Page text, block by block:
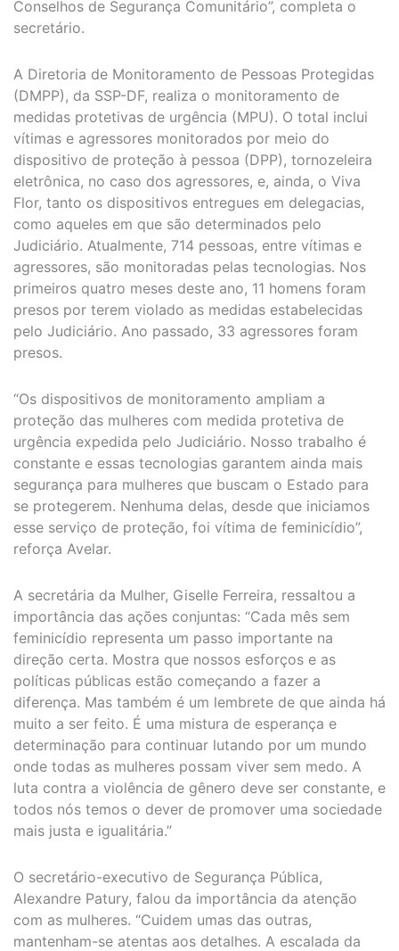
Conselhos de Segurança Comunitário”, completa o
secretário.
A Diretoria de Monitoramento de Pessoas Protegidas
(DMPP), da SSP-DF, realiza o monitoramento de
medidas protetivas de urgência (MPU). O total inclui
vítimas e agressores monitorados por meio do
dispositivo de proteção à pessoa (DPP), tornozeleira
eletrônica, no caso dos agressores, e, ainda, o Viva
Flor, tanto os dispositivos entregues em delegacias,
como aqueles em que são determinados pelo
Judiciário. Atualmente, 714 pessoas, entre vítimas e
agressores, são monitoradas pelas tecnologias. Nos
primeiros quatro meses deste ano, 11 homens foram
presos por terem violado as medidas estabelecidas
pelo Judiciário. Ano passado, 33 agressores foram
presos.
“Os dispositivos de monitoramento ampliam a
proteção das mulheres com medida protetiva de
urgência expedida pelo Judiciário. Nosso trabalho é
constante e essas tecnologias garantem ainda mais
segurança para mulheres que buscam o Estado para
se protegerem. Nenhuma delas, desde que iniciamos
esse serviço de proteção, foi vítima de feminicídio”,
reforça Avelar.
A secretária da Mulher, Giselle Ferreira, ressaltou a
importância das ações conjuntas: “Cada mês sem
feminicídio representa um passo importante na
direção certa. Mostra que nossos esforços e as
políticas públicas estão começando a fazer a
diferença. Mas também é um lembrete de que ainda há
muito a ser feito. É uma mistura de esperança e
determinação para continuar lutando por um mundo
onde todas as mulheres possam viver sem medo. A
luta contra a violência de gênero deve ser constante, e
todos nós temos o dever de promover uma sociedade
mais justa e igualitária.”
O secretário-executivo de Segurança Pública,
Alexandre Patury, falou da importância da atenção
com as mulheres. “Cuidem umas das outras,
mantenham-se atentas aos detalhes. A escalada da